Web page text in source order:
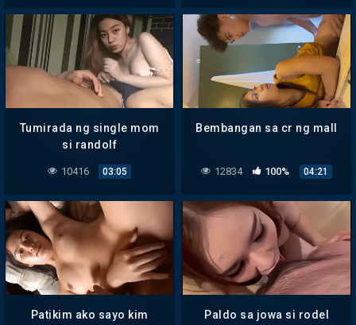
Tumirada ng single mom
si randolf
10416 03:05
Bembangan sa cr ng mall
12834 100% 04:21
Patikim ako sayo kim Paldo sa jowa si rodel